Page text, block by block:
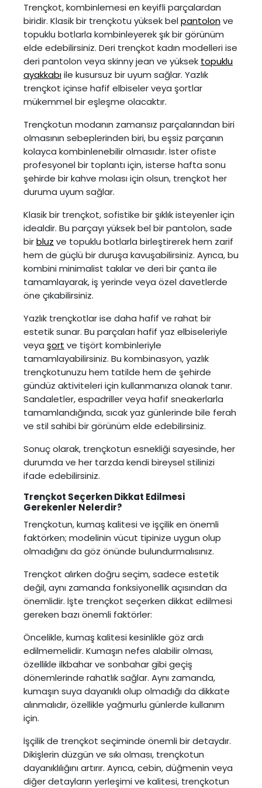
Trençkot, kombinlemesi en keyifli parçalardan
biridir. Klasik bir trençkotu yüksek belpantolonve
topuklu botlarla kombinleyerek şık bir görünüm
elde edebilirsiniz. Deri trençkot kadın modelleri ise
deri pantolon veya skinny jean ve yüksek topuklu
ayakkabıile kusursuz bir uyum sağlar. Yazlık
trençkot içinse hafif elbiseler veya şortlar
mükemmel bir eşleşme olacaktır.
Trençkotun modanın zamansız parçalarından biri
olmasının sebeplerinden biri, bu eşsiz parçanın
kolayca kombinlenebilir olmasıdır. İster ofiste
profesyonel bir toplantı için, isterse hafta sonu
şehirde bir kahve molası için olsun, trençkot her
duruma uyum sağlar.
Klasik bir trençkot, sofistike bir şıklık isteyenler için
idealdir. Bu parçayı yüksek bel bir pantolon, sade
birbluz ve topuklu botlarla birleştirerek hem zarif
hem de güçlü bir duruşa kavuşabilirsiniz. Ayrıca, bu
kombini minimalist takılar ve deri bir çanta ile
tamamlayarak, iş yerinde veya özel davetlerde
öne çıkabilirsiniz.
Yazlık trençkotlar ise daha hafif ve rahat bir
estetik sunar. Bu parçaları hafif yaz elbiseleriyle
veya şort ve tişört kombinleriyle
tamamlayabilirsiniz. Bu kombinasyon, yazlık
trençkotunuzu hem tatilde hem de şehirde
gündüz aktiviteleri için kullanmanıza olanak tanır.
Sandaletler, espadriller veya hafif sneakerlarla
tamamlandığında, sıcak yaz günlerinde bile ferah
ve stil sahibi bir görünüm elde edebilirsiniz.
Sonuç olarak, trençkotun esnekliği sayesinde, her
durumda ve her tarzda kendi bireysel stilinizi
ifade edebilirsiniz.
Trençkot Seçerken Dikkat Edilmesi
Gerekenler Nelerdir?
Trençkotun, kumaş kalitesi ve işçilik en önemli
faktörken; modelinin vücut tipinize uygun olup
olmadığını da göz önünde bulundurmalısınız.
Trençkot alırken doğru seçim, sadece estetik
değil, aynı zamanda fonksiyonellik açısından da
önemlidir. İşte trençkot seçerken dikkat edilmesi
gereken bazı önemli faktörler:
Öncelikle, kumaş kalitesi kesinlikle göz ardı
edilmemelidir. Kumaşın nefes alabilir olması,
özellikle ilkbahar ve sonbahar gibi geçiş
dönemlerinde rahatlık sağlar. Aynı zamanda,
kumaşın suya dayanıklı olup olmadığı da dikkate
alınmalıdır, özellikle yağmurlu günlerde kullanım
için.
İşçilik de trençkot seçiminde önemli bir detaydır.
Dikişlerin düzgün ve sıkı olması, trençkotun
dayanıklılığını artırır. Ayrıca, cebin, düğmenin veya
diğer detayların yerleşimi ve kalitesi, trençkotun